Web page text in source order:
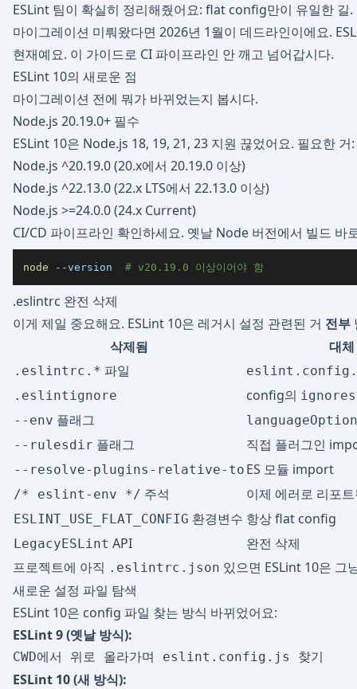
ESLint 팀이 확실히 정리해줬어요: flat config만이 유일한 길.
마이그레이션 미뤄왔다면 2026년 1월이 데드라인이에요.
현재예요. 이 가이드로 CI 파이프라인 안 깨고 넘어갑시다.
ESLint 10의 새로운 점
마이그레이션 전에 뭐가 바뀌었는지 봅시다.
Node.js 20.19.0+ 필수
ESLint 10은 Node.js 18, 19, 21, 23 지원 끊었어요. 필요한 거:
Node.js ^20.19.0 (20.x에서 20.19.0 이상)
Node.js ^22.13.0 (22.x LTS에서 22.13.0 이상)
Node.js >=24.0.0 (24.x Current)
CI/CD 파이프라인 확인하세요. 옛날 Node 버전에서 빌드 바
node --version # v20.19.0 이상이어야 함
.eslintrc 완전 삭제
이게 제일 중요해요. ESLint 10은 레거시 설정 관련된 거 전부
삭제됨
대체
.eslintrc.* 파일
.eslintignore
config의 ignores
--env 플래그
--rulesdir 플래그 직접 플러그인
--resolve-plugins-relative-to ES 모듈 import
/* eslint-env */ 주석 이제 에러로 리포
ESLINT_USE_FLAT_CONFIG 환경변수 항상 flat config
LegacyESLint API
완전 삭제
프로젝트에 아직 .eslintrc.json 있으면 ESLint 10은 그
새로운 설정 파일 탐색
ESLint 10은 config 파일 찾는 방식 바뀌었어요:
ESLint 9 (옛날 방식):
ESLint 10 (새 방식):